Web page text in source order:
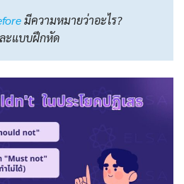
มีความหมายว่าอะไร?
ละแบบฝึกหัด